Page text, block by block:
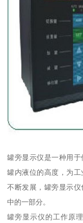
罐旁显示仪是一种用
罐内液位的高度，为
不断发展，罐旁显示
中的一部分。
罐旁显示仪的工作原